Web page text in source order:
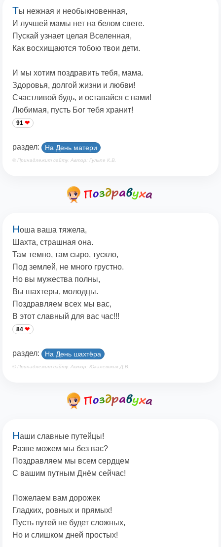
Ты нежная и необыкновенная,
И лучшей мамы нет на белом свете.
Пускай узнает целая Вселенная,
Как восхищаются тобою твои дети.
И мы хотим поздравить тебя, мама.
Здоровья, долгой жизни и любви!
Счастливой будь, и оставайся с нами!
Любимая, пусть Бог тебя хранит!
91
раздел: На День матери
© Принадлежит сайту. Автор: Гульпе К.В.
Ноша ваша тяжела,
Шахта, страшная она.
Там темно, там сыро, тускло,
Под землей, не много грустно.
Но вы мужества полны,
Вы шахтеры, молодцы.
Поздравляем всех мы вас,
В этот славный для вас час!!!
84
раздел: На День шахтёра
© Принадлежит сайту. Автор: Юкалевских Д.В.
Наши славные путейцы!
Разве можем мы без вас?
Поздравляем мы всем сердцем
С вашим путным Днём сейчас!
Пожелаем вам дорожек
Гладких, ровных и прямых!
Пусть путей не будет сложных,
Но и слишком дней простых!